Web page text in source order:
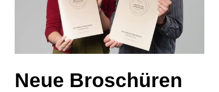
Neue Broschüren